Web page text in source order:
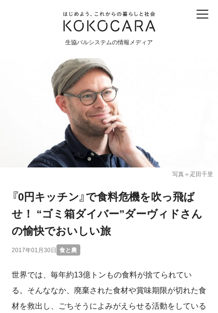
生協パルシステムの情報メディア
産直 食育 食べる 震災
生協の宅配パルシステム
写真＝疋田千里
『0円キッチン』で食料危機を吹っ飛ば
せ！ “ゴミ箱ダイバー”ダーヴィドさん
の愉快でおいしい旅
2017年01月30日 食と農
世界では、毎年約13億トンもの食料が捨てられてい
る。そんななか、廃棄された食材や賞味期限が切れた食
材を救出し、ごちそうによみがえらせる活動をしている